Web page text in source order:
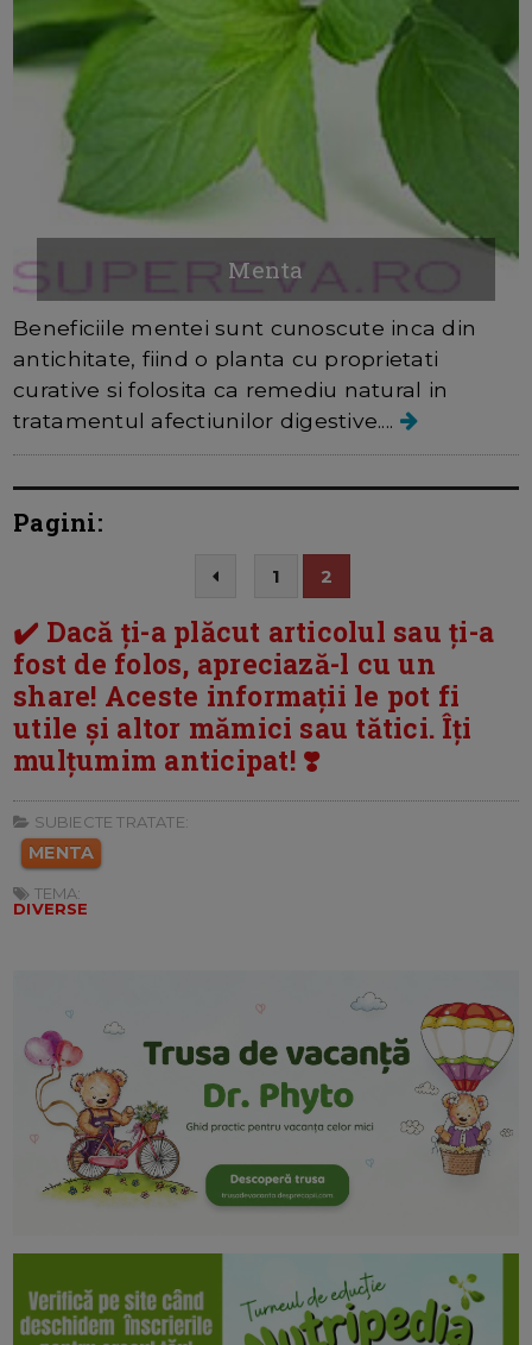
Menta
Beneficiile mentei sunt cunoscute inca din
antichitate, fiind o planta cu proprietati
curative si folosita ca remediu natural in
tratamentul afectiunilor digestive....
Pagini:
1 2
✔️ Dacă ți-a plăcut articolul sau ți-a
fost de folos, apreciază-l cu un
share! Aceste informații le pot fi
utile și altor mămici sau tătici. Îți
mulțumim anticipat! ❣️
SUBIECTE TRATATE:
MENTA
TEMA:
DIVERSE